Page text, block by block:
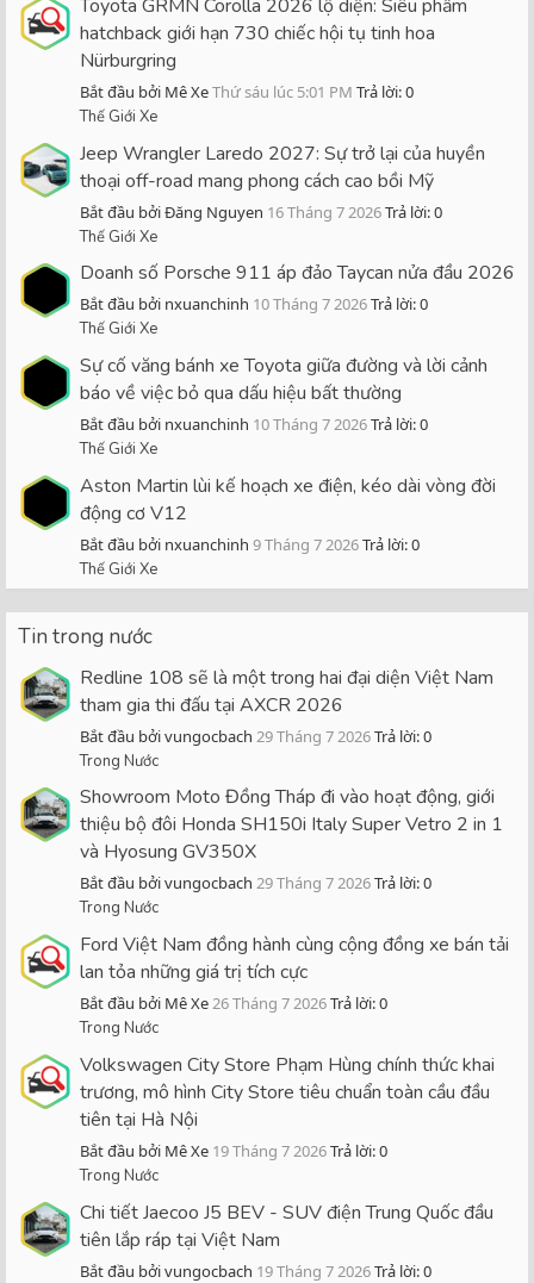
Toyota GRMN Corolla 2026 lộ diện: Siêu phẩm
hatchback giới hạn 730 chiếc hội tụ tinh hoa
Nürburgring
Bắt đầu bởi Mê XeThứ sáu lúc 5:01 PM Trả lời: 0
Thế Giới Xe
Jeep Wrangler Laredo 2027: Sự trở lại của huyền
thoại off-road mang phong cách cao bồi Mỹ
Bắt đầu bởi Đăng Nguyen 16 Tháng 7 2026Trả lời: 0
Thế Giới Xe
Doanh số Porsche 911 áp đảo Taycan nửa đầu 2026
Bắt đầu bởi nxuanchinh 10 Tháng 7 2026Trả lời: 0
Thế Giới Xe
Sự cố văng bánh xe Toyota giữa đường và lời cảnh
báo về việc bỏ qua dấu hiệu bất thường
Bắt đầu bởi nxuanchinh 10 Tháng 7 2026Trả lời: 0
Thế Giới Xe
Aston Martin lùi kế hoạch xe điện, kéo dài vòng đời
động cơ V12
Bắt đầu bởi nxuanchinh 9 Tháng 7 2026Trả lời: 0
Thế Giới Xe
Tin trong nước
Redline 108 sẽ là một trong hai đại diện Việt Nam
tham gia thi đấu tại AXCR 2026
Bắt đầu bởi vungocbach 29 Tháng 7 2026Trả lời: 0
Trong Nước
Showroom Moto Đồng Tháp đi vào hoạt động, giới
thiệu bộ đôi Honda SH150i Italy Super Vetro 2 in 1
và Hyosung GV350X
Bắt đầu bởi vungocbach 29 Tháng 7 2026Trả lời: 0
Trong Nước
Ford Việt Nam đồng hành cùng cộng đồng xe bán tải
lan tỏa những giá trị tích cực
Bắt đầu bởi Mê Xe26 Tháng 7 2026Trả lời: 0
Trong Nước
Volkswagen City Store Phạm Hùng chính thức khai
trương, mô hình City Store tiêu chuẩn toàn cầu đầu
tiên tại Hà Nội
Bắt đầu bởi Mê Xe 19 Tháng 7 2026Trả lời: 0
Trong Nước
Chi tiết Jaecoo J5 BEV - SUV điện Trung Quốc đầu
tiên lắp ráp tại Việt Nam
Bắt đầu bởi vungocbach 19 Tháng 7 2026Trả lời: 0